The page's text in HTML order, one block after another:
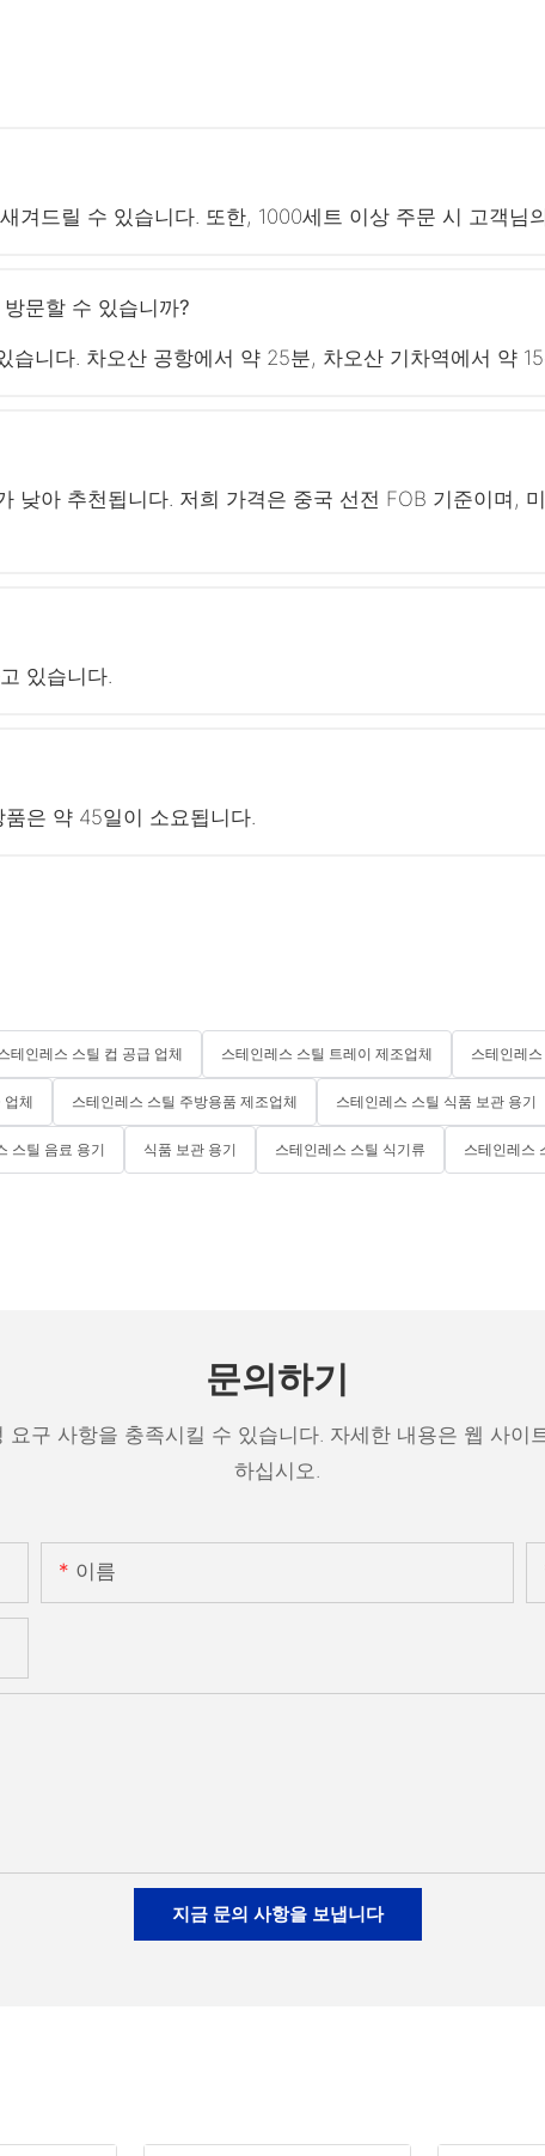
겨드릴 수 있습니다. 또한, 1000세트 이상 주문 시 고객님
문할 수 있습니까?
니다. 차오산 공항에서 약 25분, 차오산 기차역에서 약
낮아 추천됩니다. 저희 가격은 중국 선전 FOB 기준이며,
있습니다.
은 약 45일이 소요됩니다.
테인레스 스틸 컵 공급 업체 스테인레스 스틸 트레이 제조업체 스테인레
업체 스테인레스 스틸 주방용품 제조업체 스테인레스 스틸 식품 보관 용기
스틸 음료 용기 식품 보관 용기 스테인레스 스틸 식기류 스테인레스
문의하기
구 사항을 충족시킬 수 있습니다. 자세한 내용은 웹 사이
하십시오.
이름
지금 문의 사항을 보냅니다